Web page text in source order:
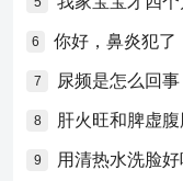
6
7 尿频是怎么回事
8 肝火旺和脾虚
9 用清热水洗脸